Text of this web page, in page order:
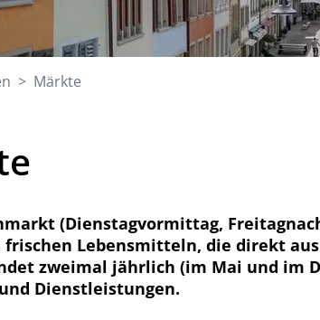
Märkte
(Dienstagvormittag,
frischen Lebensmitteln, die direkt
zweimal jährlich (im Mai und im
Dienstleistungen.